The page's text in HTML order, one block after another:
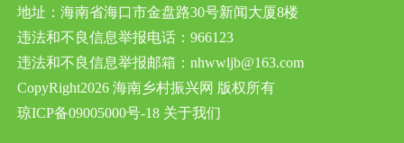
地址：海南省海口市金盘路30号新闻大厦8楼
违法和不良信息举报电话：966123
违法和不良信息举报邮箱：nhwwljb@163.com
CopyRight2026 海南乡村振兴网 版权所有
琼ICP备09005000号-18 关于我们